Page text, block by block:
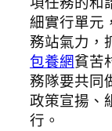
細實行單元
務站氣力，
包養網貧苦
務隊要共同
政策宣揚、
行。